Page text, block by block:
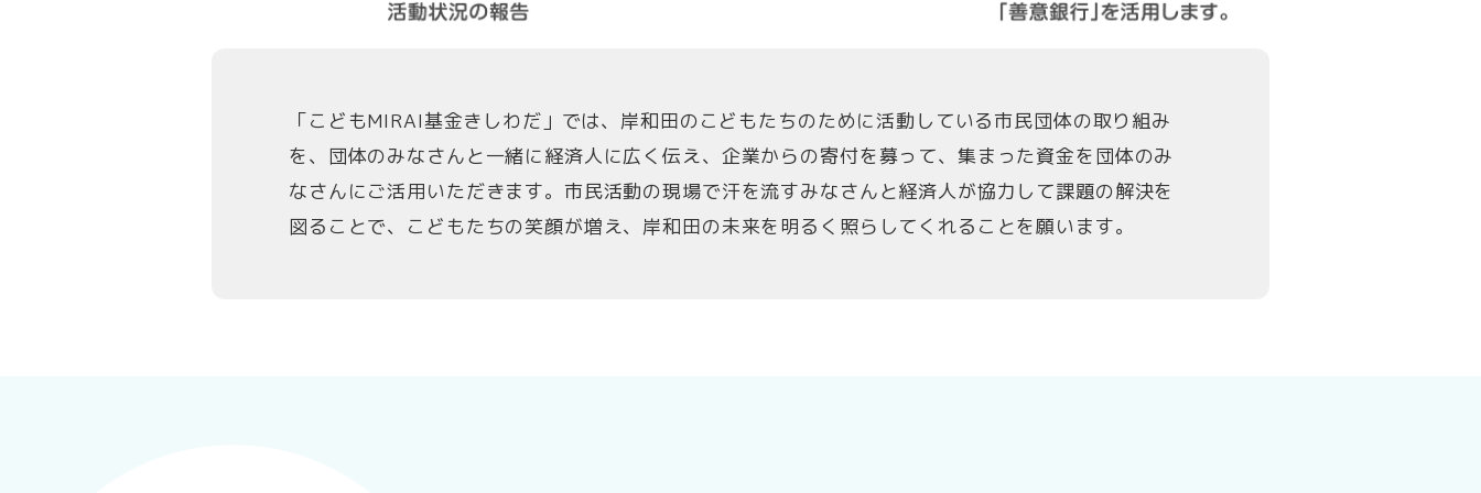
「こどもMIRAI基金きしわだ」では、岸和田のこどもたちのために活動している市民団体の取り組み
を、団体のみなさんと一緒に経済人に広く伝え、企業からの寄付を募って、集まった資金を団体のみ
なさんにご活用いただきます。市民活動の現場で汗を流すみなさんと経済人が協力して課題の解決を
図ることで、こどもたちの笑顔が増え、岸和田の未来を明るく照らしてくれることを願います。